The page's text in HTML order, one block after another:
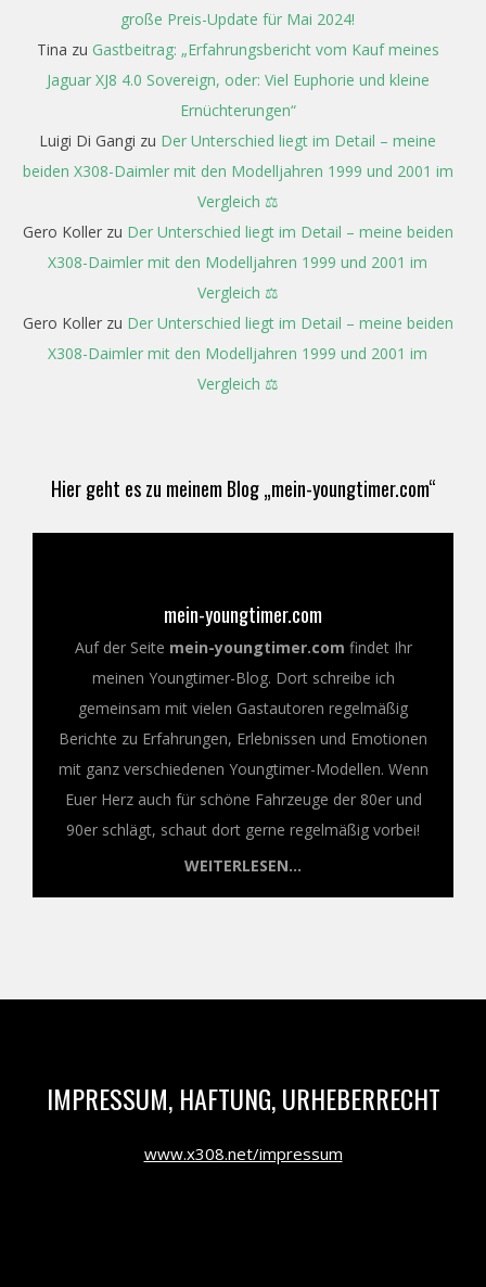
große Preis-Update für Mai 2024!
Tina zu Gastbeitrag: „Erfahrungsbericht vom Kauf meines
Jaguar XJ8 4.0 Sovereign, oder: Viel Euphorie und kleine
Ernüchterungen“
Luigi Di Gangi zu Der Unterschied liegt im Detail – meine
beiden X308-Daimler mit den Modelljahren 1999 und 2001 im
Vergleich ⚖️
Gero Kollerzu Der Unterschied liegt im Detail – meine beiden
X308-Daimler mit den Modelljahren 1999 und 2001 im
Vergleich ⚖️
Gero Kollerzu Der Unterschied liegt im Detail – meine beiden
X308-Daimler mit den Modelljahren 1999 und 2001 im
Vergleich ⚖️
Hier geht es zu meinem Blog „mein-youngtimer.com“
mein-youngtimer.com
Auf der Seite mein-youngtimer.com findet Ihr
meinen Youngtimer-Blog. Dort schreibe ich
gemeinsam mit vielen Gastautoren regelmäßig
Berichte zu Erfahrungen, Erlebnissen und Emotionen
mit ganz verschiedenen Youngtimer-Modellen. Wenn
Euer Herz auch für schöne Fahrzeuge der 80er und
90er schlägt, schaut dort gerne regelmäßig vorbei!
WEITERLESEN...
IMPRESSUM, HAFTUNG, URHEBERRECHT
www.x308.net/impressum